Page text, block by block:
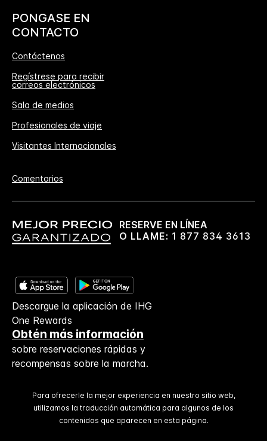
PONGASE EN
CONTACTO
Contáctenos
Regístrese para recibir
correos electrónicos
Sala de medios
Profesionales de viaje
Visitantes Internacionales
Comentarios
RESERVE EN LÍNEA
O LLAME: 1 877 834 3613
Descargue la aplicación de IHG
One Rewards
Obtén más información
sobre reservaciones rápidas y
recompensas sobre la marcha.
Para ofrecerle la mejor experiencia en nuestro sitio web,
utilizamos la traducción automática para algunos de los
contenidos que aparecen en esta página.